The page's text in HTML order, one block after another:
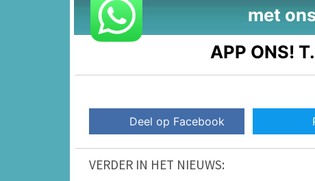
met
APP ONS! T.
Deel op Facebook
VERDER IN HET NIEUWS: